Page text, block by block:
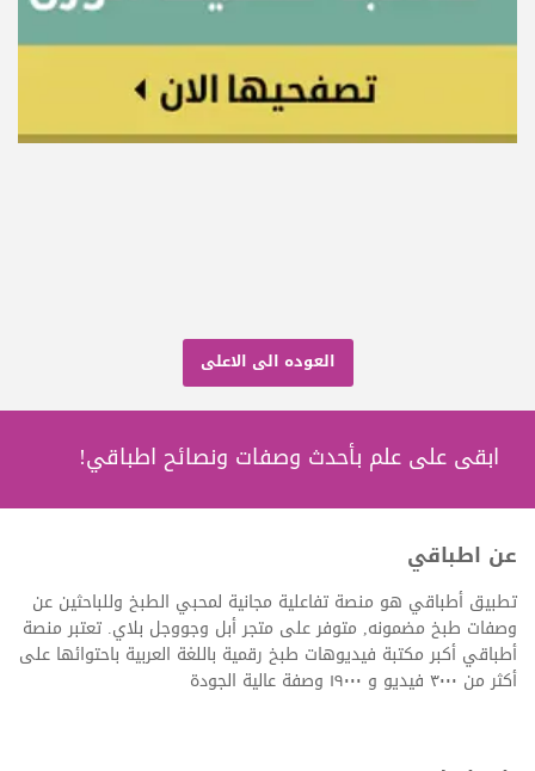
العوده الى الاعلى
ابقى على علم بأحدث وصفات ونصائح اطباقي!
عن اطباقي
تطبيق أطباقي هو منصة تفاعلية مجانية لمحبي الطبخ وللباحثين عن
وصفات طبخ مضمونه, متوفر على متجر أبل وجووجل بلاي. تعتبر منصة
أطباقي أكبر مكتبة فيديوهات طبخ رقمية باللغة العربية باحتوائها على
أكثر من ٣٠٠٠ فيديو و ١٩٠٠٠ وصفة عالية الجودة